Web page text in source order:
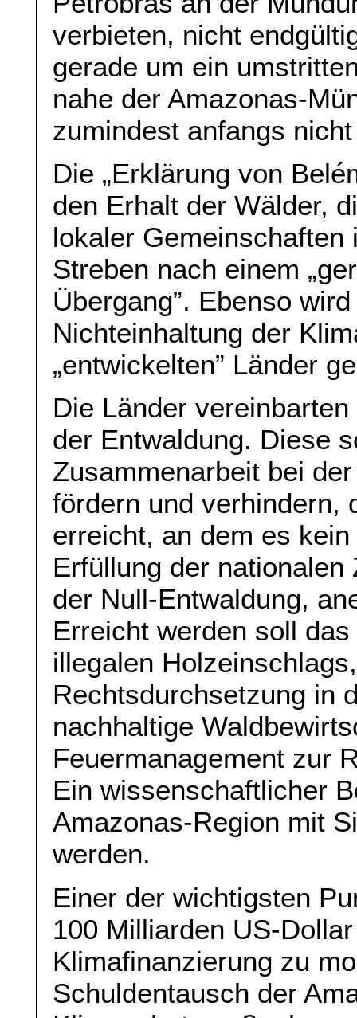
verbieten, nicht
gerade um ein
nahe der Amazonas-
zumindest anfangs
Die „Erklärung von
den Erhalt der Wälder,
lokaler
Streben nach einem
Übergang”. Ebenso
Nichteinhaltung der
„entwickelten” Länder
Die Länder
der Entwaldung. Diese
Zusammenarbeit bei
fördern und verhindern,
erreicht, an dem es
Erfüllung der
der Null-Entwaldung,
Erreicht werden soll
illegalen
Rechtsdurchsetzung in
nachhaltige
Feuermanagement zur
Ein wissenschaftlicher
Amazonas-Region mit
werden.
Einer der wichtigsten
100 Milliarden US-
Klimafinanzierung zu
Schuldentausch der